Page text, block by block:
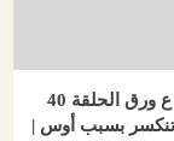
مسلسل حب ع ورق الحلقة 40
بسبب أوس |